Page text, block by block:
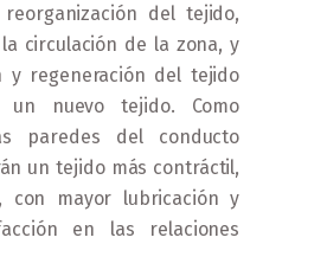
del tejido,
circulación de la zona, y
y regeneración del tejido
un nuevo tejido. Como
paredes del conducto
un tejido más contráctil,
con mayor lubricación y
en las relaciones